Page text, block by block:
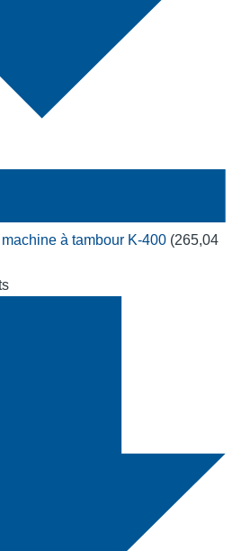
à tambour K-400 (265,04